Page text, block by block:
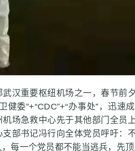
重要枢纽机场之一，春节前
健委”+“CDC”+“办事处”，迅速
场急救中心先于其他部门全员
部书记冯行向全体党员呼吁：
每一个党员都不能当逃兵，先顶